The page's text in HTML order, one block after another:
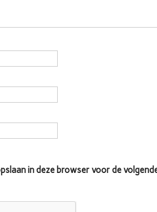
in deze browser voor de